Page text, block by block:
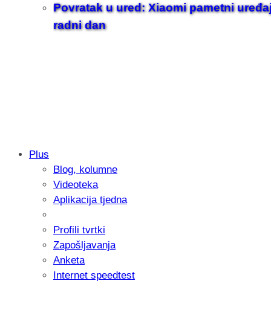
Povratak u ured: Xiaomi pametni
radni dan
Samsung otkrio kako je nastajala
donijelo tanje i izdržljivije preklopne
Plus
Blog, kolumne
Videoteka
Aplikacija tjedna
Profili tvrtki
Zapošljavanja
Anketa
Internet speedtest